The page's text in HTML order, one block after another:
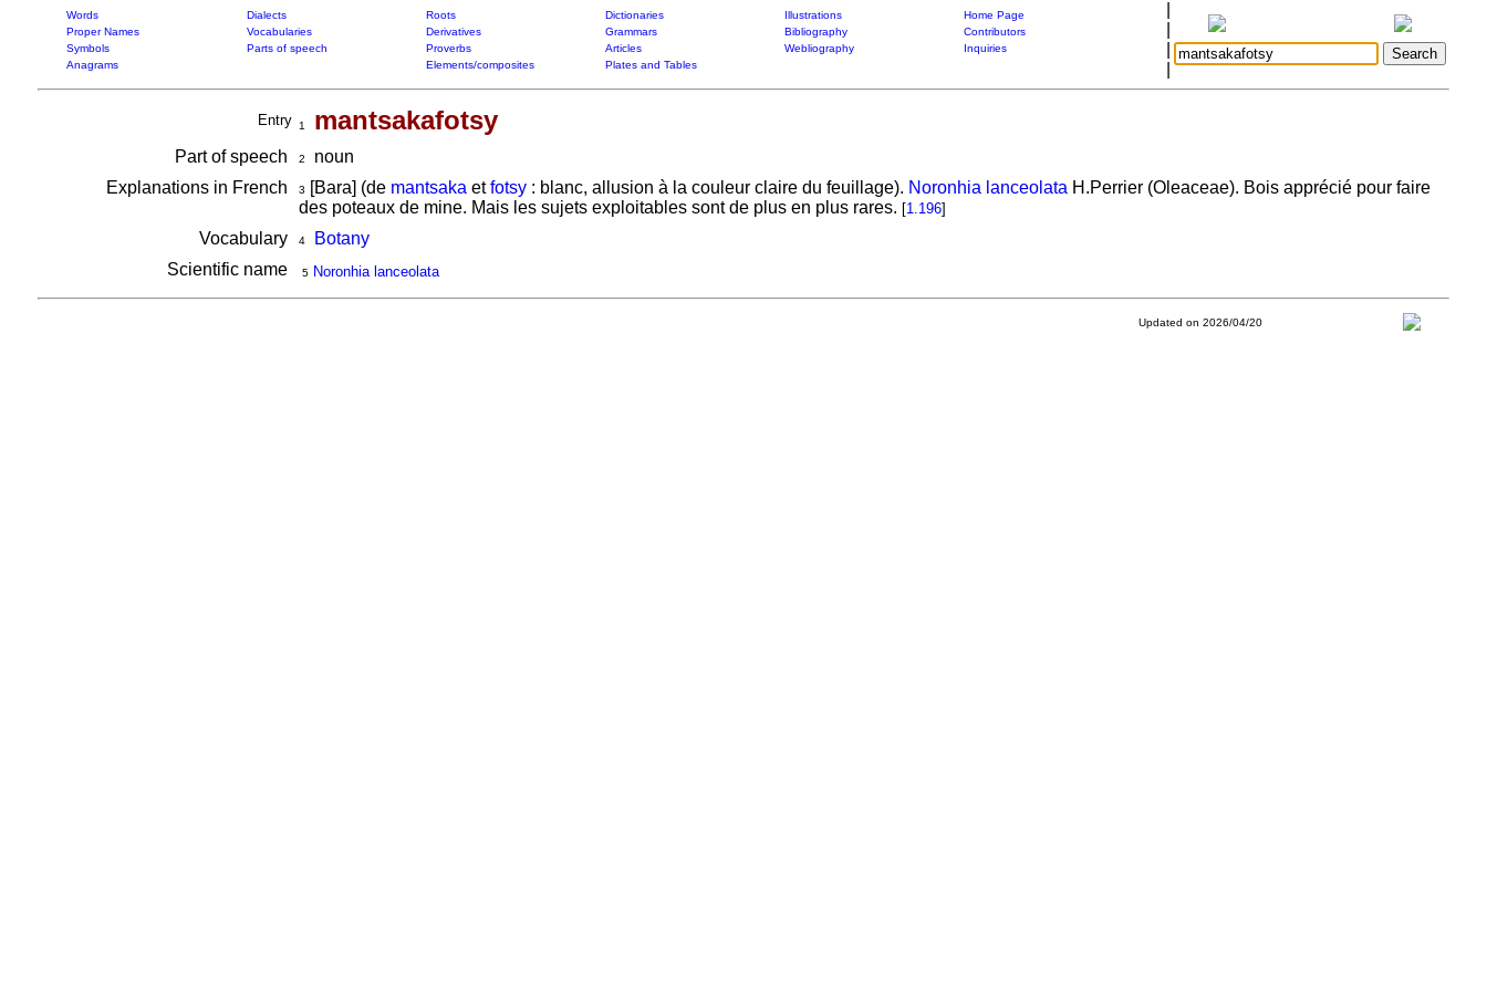
Words Dialects Roots Dictionaries Illustrations
Home Page
Proper Names
Vocabularies Derivatives Grammars Bibliography
Contributors
Symbols
Parts of speech Proverbs Articles Webliography
Inquiries
Anagrams
Elements/composites Plates and Tables
Entry 1 mantsakafotsy
Part of speech 2
noun
Explanations in French
3 [Bara] (de mantsaka etfotsy: blanc, allusion à la couleur claire du feuillage). Noronhia lanceolata H.Perrier (Oleaceae). Bois apprécié pour faire
des poteaux de mine. Mais les sujets exploitables sont de plus en plus rares. [1.196]
Vocabulary 4
Botany
Scientific name
5 Noronhia lanceolata
Updated on 2026/04/20